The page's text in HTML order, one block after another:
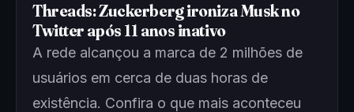
Threads: Zuckerberg ironiza Musk no
Twitter após 11 anos inativo
A rede alcançou a marca de 2 milhões de
usuários em cerca de duas horas de
existência. Confira o que mais aconteceu